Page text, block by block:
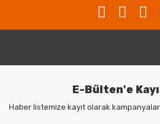
E-Bülten'e
Haber listemize kayıt olarak